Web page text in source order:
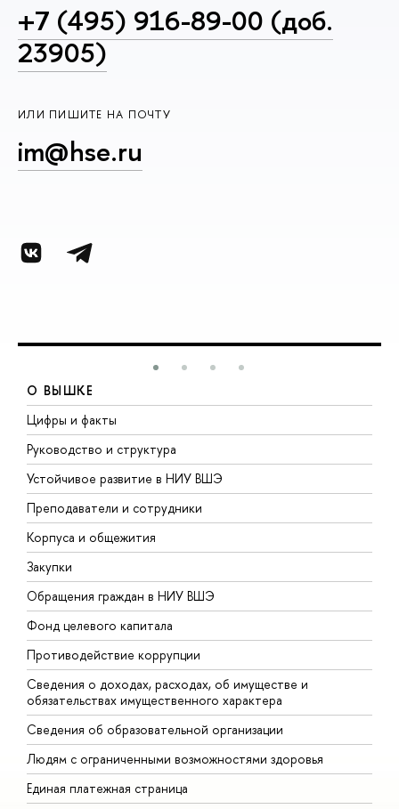
+7 (495) 916-89-00 (доб.
23905)
ИЛИ ПИШИТЕ НА ПОЧТУ
im@hse.ru
О ВЫШКЕ
Цифры и факты
Руководство и структура
Устойчивое развитие в НИУ ВШЭ
Преподаватели и сотрудники
Корпуса и общежития
Закупки
Обращения граждан в НИУ ВШЭ
Фонд целевого капитала
Противодействие коррупции
Сведения о доходах, расходах, об имуществе и
обязательствах имущественного характера
Сведения об образовательной организации
Людям с ограниченными возможностями здоровья
Единая платежная страница